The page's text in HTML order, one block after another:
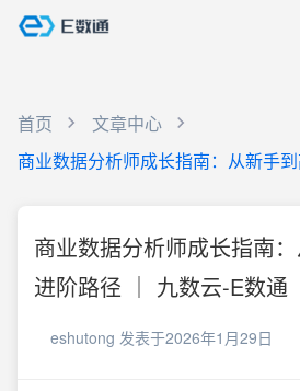
首页
文章中心
商业数据分析师成长指南：从新手
商业数据分析师成长指南
进阶路径 ｜ 九数云-E数通
eshutong 发表于2026年1月29日